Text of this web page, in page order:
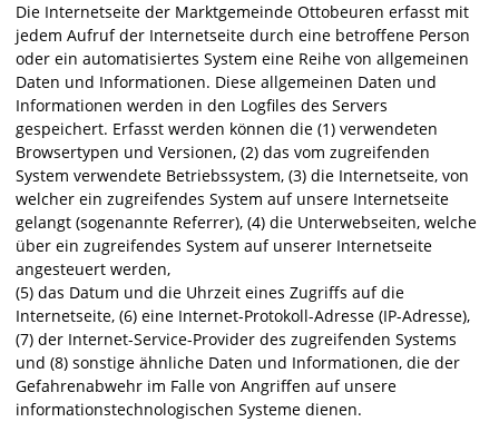
Die Internetseite der Marktgemeinde Ottobeuren erfasst mit
jedem Aufruf der Internetseite durch eine betroffene Person
oder ein automatisiertes System eine Reihe von allgemeinen
Daten und Informationen. Diese allgemeinen Daten und
Informationen werden in den Logfiles des Servers
gespeichert. Erfasst werden können die (1) verwendeten
Browsertypen und Versionen, (2) das vom zugreifenden
System verwendete Betriebssystem, (3) die Internetseite, von
welcher ein zugreifendes System auf unsere Internetseite
gelangt (sogenannte Referrer), (4) die Unterwebseiten, welche
über ein zugreifendes System auf unserer Internetseite
angesteuert werden,
(5) das Datum und die Uhrzeit eines Zugriffs auf die
Internetseite, (6) eine Internet-Protokoll-Adresse (IP-Adresse),
(7) der Internet-Service-Provider des zugreifenden Systems
und (8) sonstige ähnliche Daten und Informationen, die der
Gefahrenabwehr im Falle von Angriffen auf unsere
informationstechnologischen Systeme dienen.